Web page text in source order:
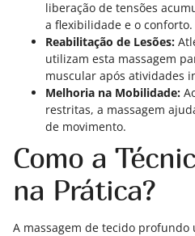
liberação de tensões
a flexibilidade e o conforto.
Reabilitação de Lesões:
utilizam esta massagem
muscular após atividades
Melhoria na Mobilidade:
restritas, a massagem
de movimento.
Como a
na Prática?
A massagem de tecido